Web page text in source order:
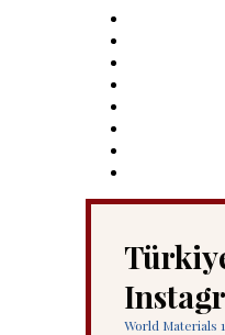
World Materials